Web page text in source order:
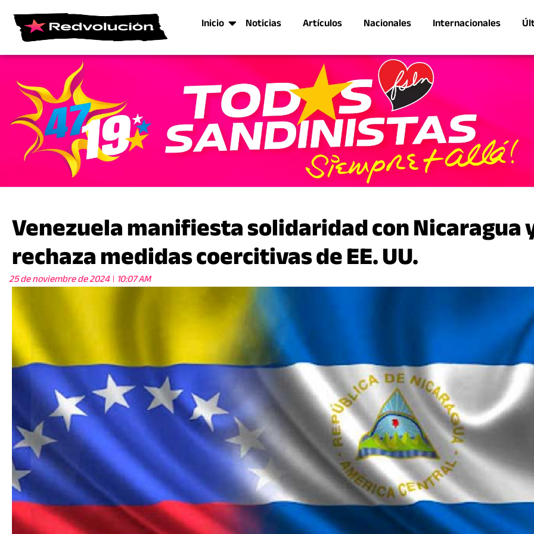
Inicio Noticias Artículos Nacionales Internacionales
Venezuela manifiesta solidaridad con Nicaragua
rechaza medidas coercitivas de EE. UU.
25 de noviembre de 2024 10:07 AM